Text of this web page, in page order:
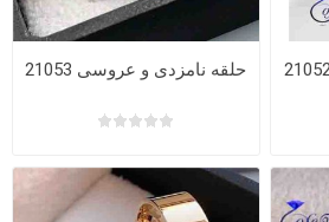
حلقه نامزدی و عروسی 21053